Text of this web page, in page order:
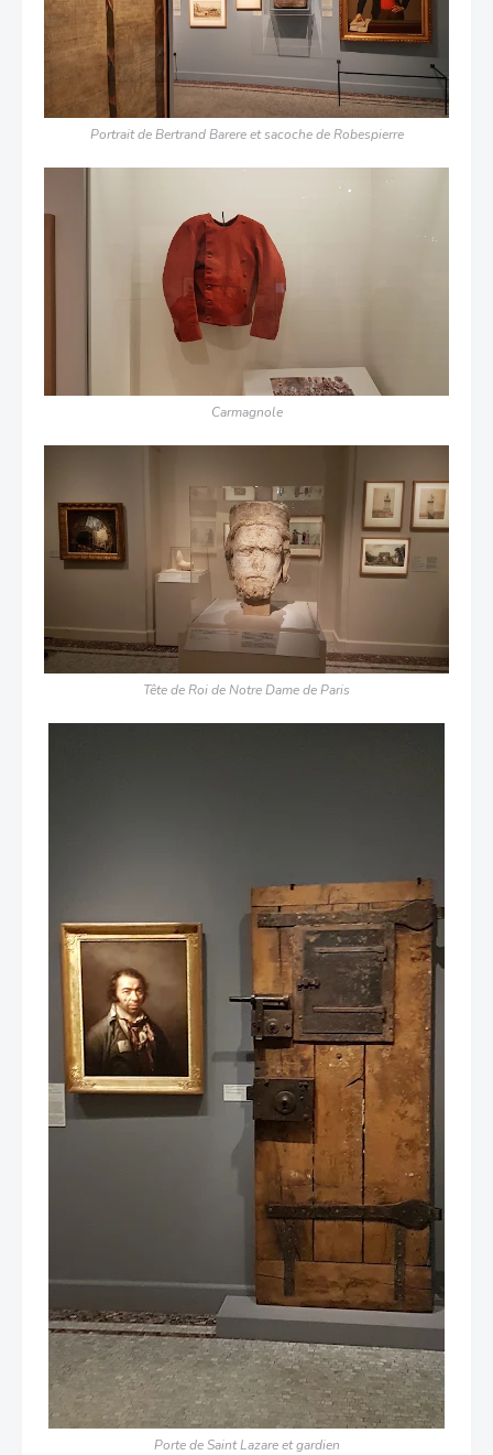
Portrait de Bertrand Barere et sacoche de Robespierre
Carmagnole
Tête de Roi de Notre Dame de Paris
Porte de Saint Lazare et gardien